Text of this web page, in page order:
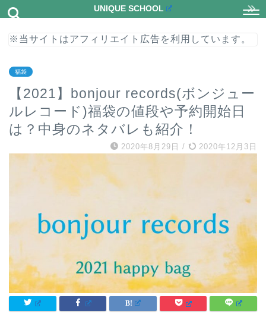
UNIQUE SCHOOL
※当サイトはアフィリエイト広告を利用しています。
福袋
【2021】bonjour records(ボンジュー
ルレコード)福袋の値段や予約開始日
は？中身のネタバレも紹介！
2020年8月29日 / 2020年12月3日